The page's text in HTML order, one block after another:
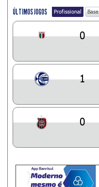
ÚLTIMOS JOGOS Profissional Base
0
1
0